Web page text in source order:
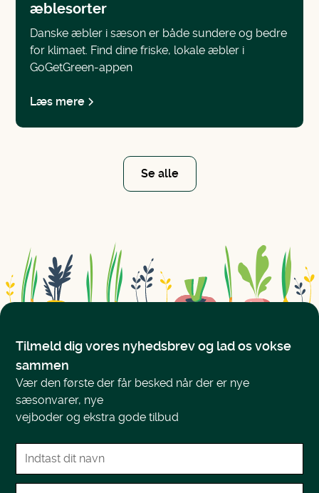
æblesorter
Danske æbler i sæson er både sundere og bedre
for klimaet. Find dine friske, lokale æbler i
GoGetGreen-appen
Læs mere
Se alle
Tilmeld dig vores nyhedsbrev og lad os vokse
sammen
Vær den første der får besked når der er nye
sæsonvarer, nye
vejboder og ekstra gode tilbud